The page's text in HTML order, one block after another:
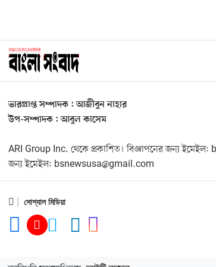
ভারপ্রাপ্ত সম্পাদক : আজীবুন নাহার
উপ-সম্পাদক : আবুল কাসেম
ARI Group Inc. থেকে প্রকাশিত। বিজ্ঞাপনের জন্য
জন্য ইমেইল: bsnewsusa@gmail.com
সোশ্যাল মিডিয়া